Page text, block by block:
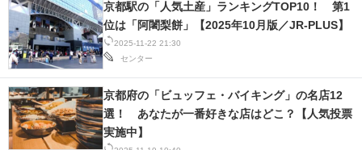
進化するPCとデバイスの未来
好きが集まる 比べて選べる
ビジネスと働き方のヒント
AI活用のいまが分かる
企業ITのトレンドを詳説
2025-11-22 21:30
センター
京都駅の「人気土産」ランキングTOP10！ 第1
位は「阿闍梨餅」【2025年10月版／JR-PLUS】
京都府の「ビュッフェ・バイキング」の名店12
選！ あなたが一番好きな店はどこ？【人気投票
実施中】